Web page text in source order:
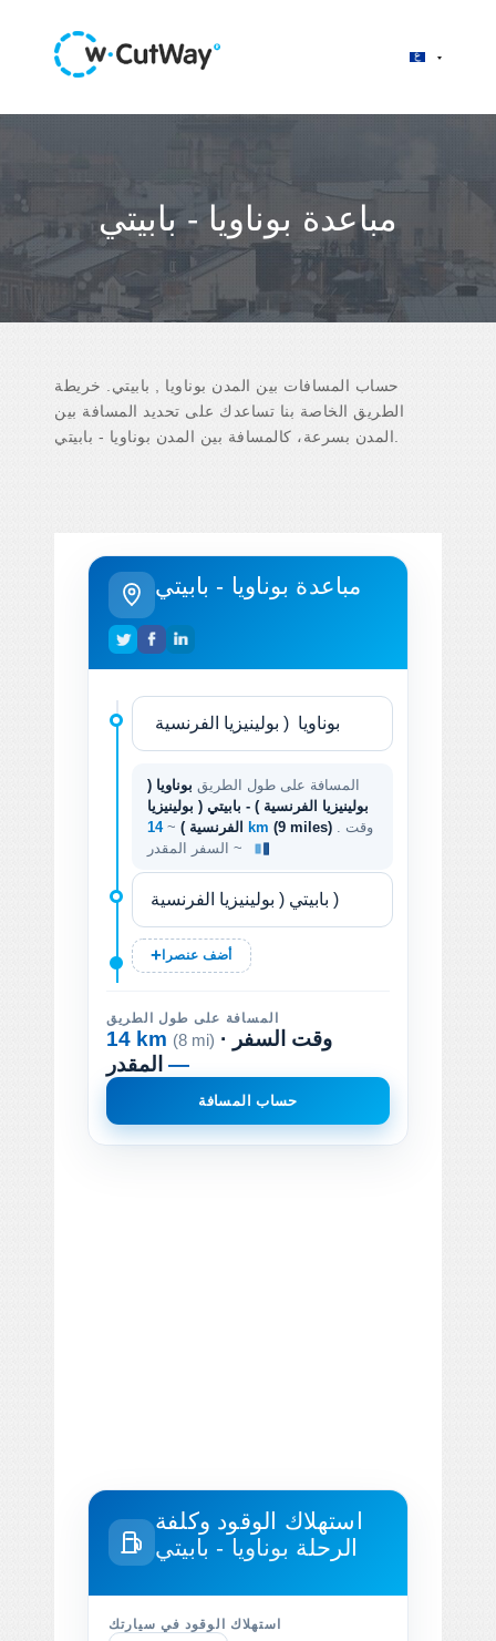
مباعدة بوناويا - بابيتي
حساب المسافات بين المدن بوناويا , بابيتي. خريطة
الطريق الخاصة بنا تساعدك على تحديد المسافة بين
مباعدة بوناويا - بابيتي
المسافة على طول الطريق بوناويا (
بولينيزيا الفرنسية ) - بابيتي ( بولينيزيا
الفرنسية ) ~ 14 km (9 miles)
السفر المقدر ~
أضف عنصرا
المسافة على طول الطريق
14 km (8 mi) · وقت السفر
—
حساب المسافة
استهلاك الوقود وكلفة
الرحلة بوناويا - بابيتي
استهلاك الوقود في سيارتك